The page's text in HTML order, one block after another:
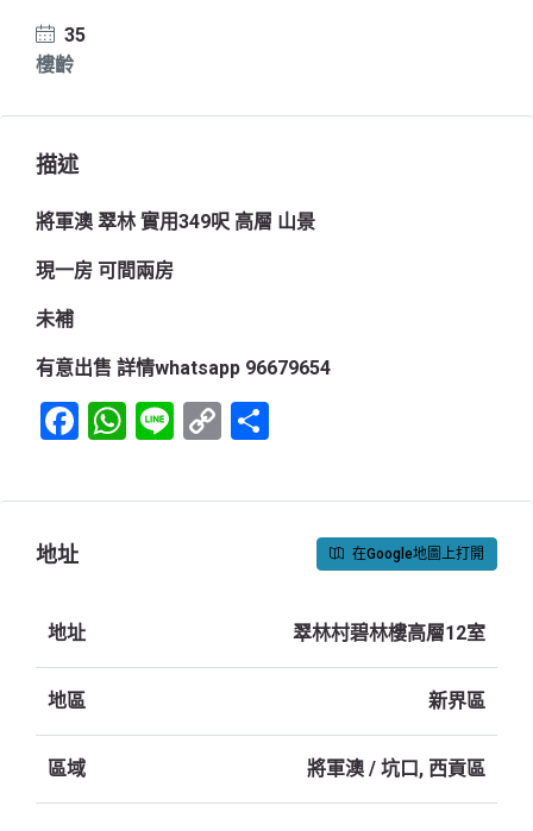
35
樓齡
描述
將軍澳 翠林 實用349呎 高層 山景
現一房 可間兩房
未補
有意出售 詳情whatsapp 96679654
Facebook
WhatsApp
LineCopy
地址 在Google地圖上打開
地址 翠林村碧林樓高層12室
地區 新界區
區域 將軍澳 / 坑口, 西貢區